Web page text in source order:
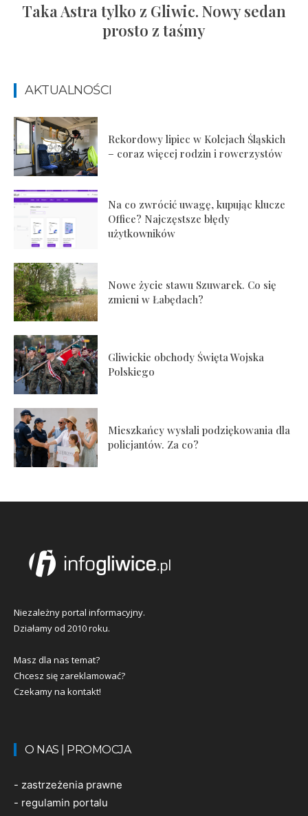
Taka Astra tylko z Gliwic. Nowy sedan
prosto z taśmy
AKTUALNOŚCI
Rekordowy lipiec w Kolejach Śląskich
– coraz więcej rodzin i rowerzystów
Na co zwrócić uwagę, kupując klucze
Office? Najczęstsze błędy
użytkowników
Nowe życie stawu Szuwarek. Co się
zmieni w Łabędach?
Gliwickie obchody Święta Wojska
Polskiego
Mieszkańcy wysłali podziękowania dla
policjantów. Za co?
Niezależny portal informacyjny.
Działamy od 2010 roku.
Masz dla nas temat?
Chcesz się zareklamować?
Czekamy na kontakt!
O NAS | PROMOCJA
- zastrzeżenia prawne
- regulamin portalu